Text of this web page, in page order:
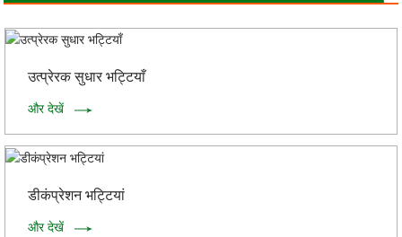
उत्प्रेरक सुधार भट्टियाँ
और देखें
डीकंप्रेशन भट्टियां
और देखें